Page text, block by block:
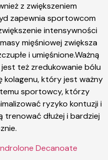
z zwiększeniem
zapewnia sportowcom
intensywności
mięśniowej zwiększa
i umięśnione.Ważną
też zredukowanie bólu
kolagenu, który jest ważny
sportowcy, którzy
ryzyko kontuzji i
trenować dłużej i bardziej
Decanoate